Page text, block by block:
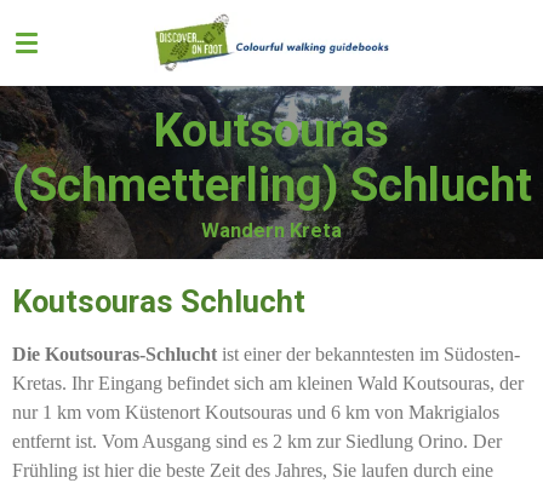
Hauptinhalt
springen
Koutsouras
(Schmetterling) Schlucht
Wandern Kreta
Koutsouras Schlucht
Die Koutsouras-Schlucht ist einer der bekanntesten im Südosten-
Kretas. Ihr Eingang befindet sich am kleinen Wald Koutsouras, der
nur 1 km vom Küstenort Koutsouras und 6 km von Makrigialos
entfernt ist. Vom Ausgang sind es 2 km zur Siedlung Orino. Der
Frühling ist hier die beste Zeit des Jahres, Sie laufen durch eine